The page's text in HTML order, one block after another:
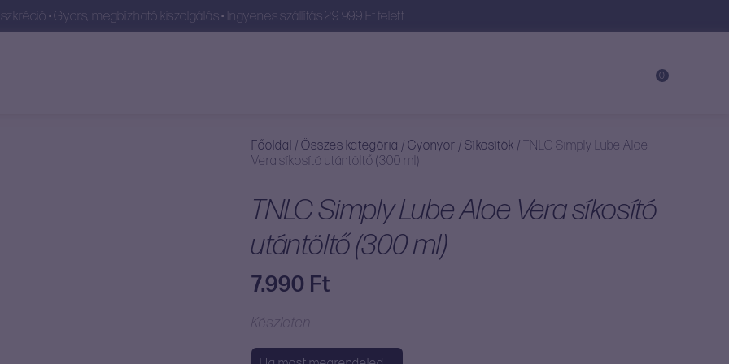
• Gyors, megbízható kiszolgálás • Ingyenes szállítás 29.999 Ft felett
0
Főoldal / Összes kategória / Gyönyör / Síkosítók / TNLC Simply Lube Aloe
Vera síkosító utántöltő (300 ml)
TNLC Simply Lube Aloe Vera síkosító
utántöltő (300 ml)
7.990 Ft
Készleten